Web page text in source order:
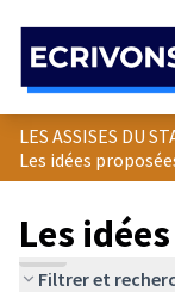
LES ASSISES DU
Les idées
Les
Filtrer et